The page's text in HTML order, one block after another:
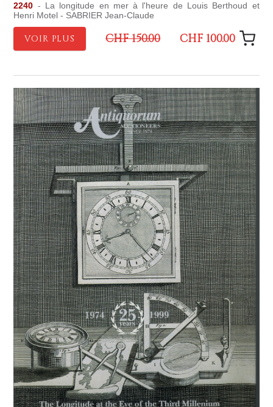
2240 - La longitude en mer à l'heure de Louis Berthoud et
Henri Motel - SABRIER Jean-Claude
VOIR PLUS CHF 150.00 CHF 100.00